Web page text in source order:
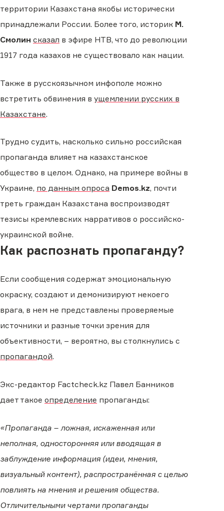
территории Казахстана якобы исторически
принадлежали России. Более того, историк М.
Смолин сказал в эфире НТВ, что до революции
1917 года казахов не существовало как нации.
Также в русскоязычном инфополе можно
встретить обвинения в ущемлении русских в
Казахстане.
Трудно судить, насколько сильно российская
пропаганда влияет на казахстанское
общество в целом. Однако, на примере войны в
Украине, по данным опроса Demos.kz, почти
треть граждан Казахстана воспроизводят
тезисы кремлевских нарративов о российско-
украинской войне.
Как распознать пропаганду?
Если сообщения содержат эмоциональную
окраску, создают и демонизируют некоего
врага, в нем не представлены проверяемые
источники и разные точки зрения для
объективности, – вероятно, вы столкнулись с
пропагандой.
Экс-редактор Factcheck.kz Павел Банников
дает такое определение пропаганды:
«Пропаганда – ложная, искаженная или
неполная, односторонняя или вводящая в
заблуждение информация (идеи, мнения,
визуальный контент), распространённая с целью
повлиять на мнения и решения общества.
Отличительными чертами пропаганды